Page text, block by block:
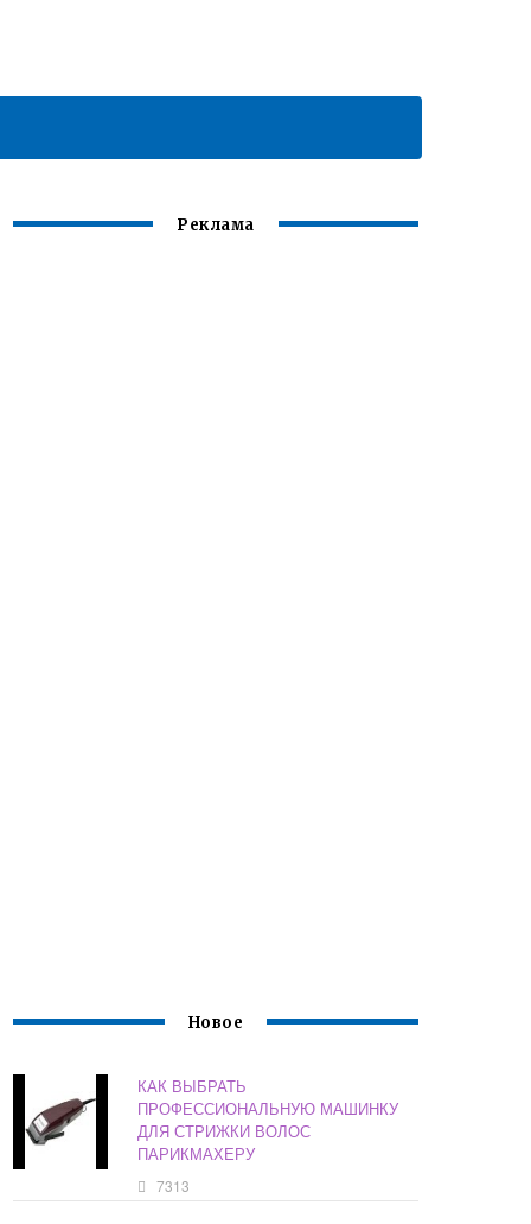
Реклама
Новое
КАК ВЫБРАТЬ
ПРОФЕССИОНАЛЬНУЮ МАШИНКУ
ДЛЯ СТРИЖКИ ВОЛОС
ПАРИКМАХЕРУ
7313